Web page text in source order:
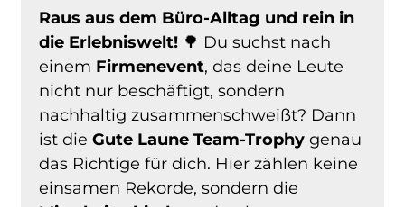
Raus aus dem Büro-Alltag und rein in
die Erlebniswelt! 🌳 Du suchst nach
einem Firmenevent, das deine Leute
nicht nur beschäftigt, sondern
nachhaltig zusammenschweißt? Dann
ist dieGute Laune Team-Trophy genau
das Richtige für dich. Hier zählen keine
einsamen Rekorde, sondern die